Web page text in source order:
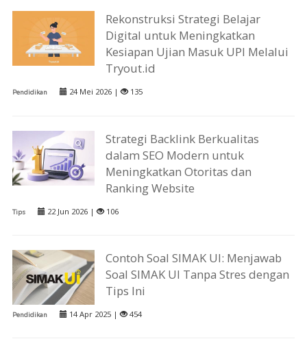
Rekonstruksi Strategi Belajar
Digital untuk Meningkatkan
Kesiapan Ujian Masuk UPI Melalui
Tryout.id
Pendidikan 24 Mei 2026 | 135
Strategi Backlink Berkualitas
dalam SEO Modern untuk
Meningkatkan Otoritas dan
Ranking Website
Tips 22 Jun 2026 | 106
Contoh Soal SIMAK UI: Menjawab
Soal SIMAK UI Tanpa Stres dengan
Tips Ini
Pendidikan 14 Apr 2025 | 454